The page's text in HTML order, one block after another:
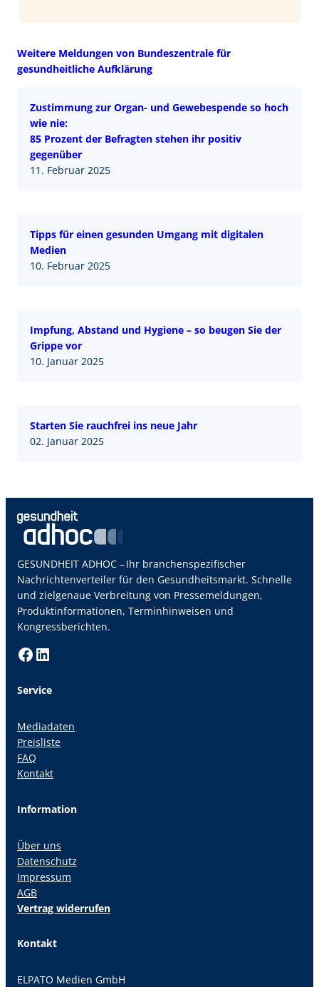
Weitere Meldungen von Bundeszentrale für
gesundheitliche Aufklärung
Zustimmung zur Organ- und Gewebespende so hoch
wie nie:
85 Prozent der Befragten stehen ihr positiv
gegenüber
11. Februar 2025
Tipps für einen gesunden Umgang mit digitalen
Medien
10. Februar 2025
Impfung, Abstand und Hygiene – so beugen Sie der
Grippe vor
10. Januar 2025
Starten Sie rauchfrei ins neue Jahr
02. Januar 2025
GESUNDHEIT ADHOC – Ihr branchenspezifischer
Nachrichtenverteiler für den Gesundheitsmarkt. Schnelle
und zielgenaue Verbreitung von Pressemeldungen,
Produktinformationen, Terminhinweisen und
Kongressberichten.
Facebook LinkedIn
Service
Mediadaten
Preisliste
FAQ
Kontakt
Information
Über uns
Datenschutz
Impressum
AGB
Vertrag widerrufen
Kontakt
ELPATO Medien GmbH